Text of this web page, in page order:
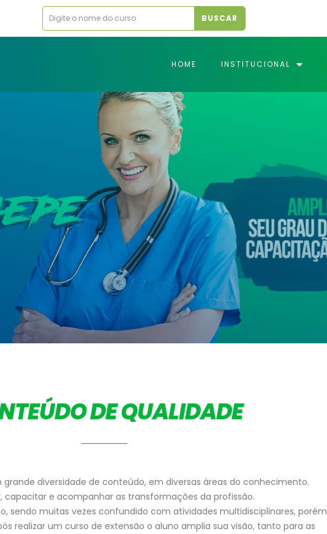
BUSCAR
HOME INSTITUCIONAL
DE QUALIDADE
grande diversidade de conteúdo, em diversas áreas do conhecimento.
capacitar e acompanhar as transformações da profissão.
sendo muitas vezes confundido com atividades multidisciplinares, porém
realizar um curso de extensão o aluno amplia sua visão, tanto para as